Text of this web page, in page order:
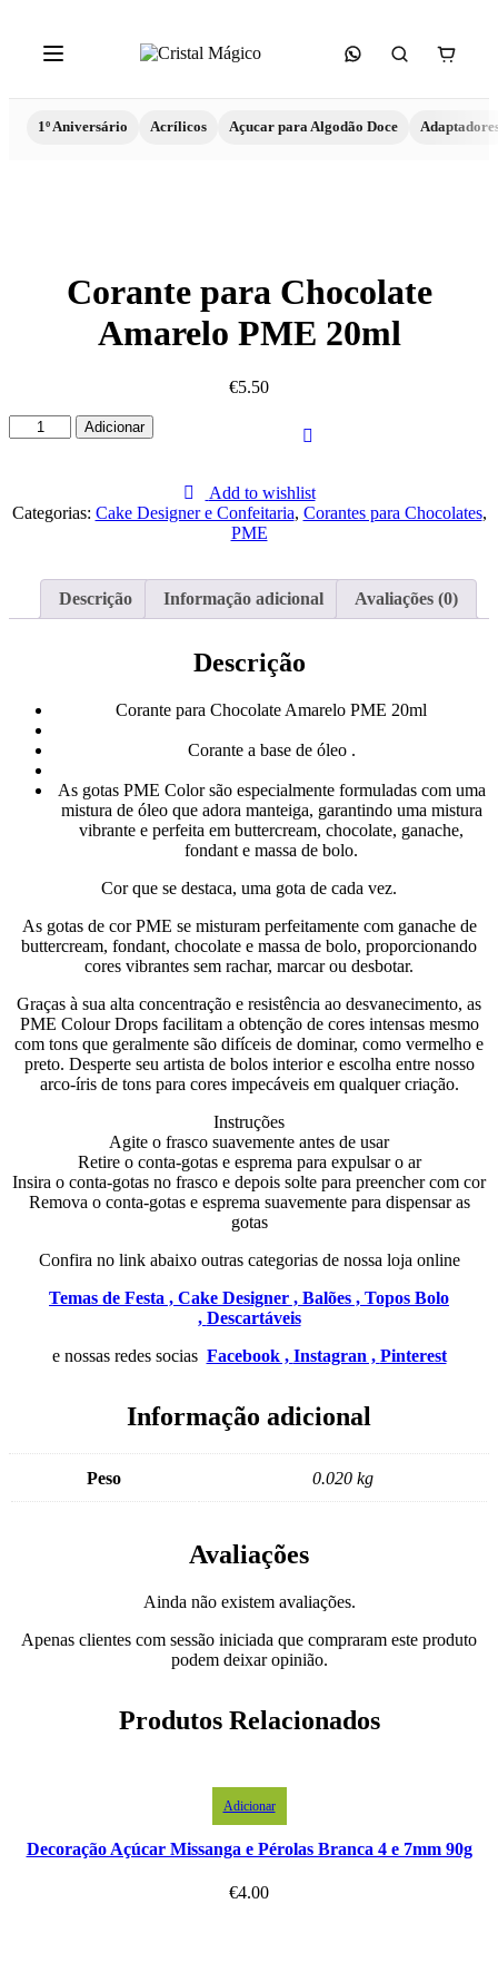
1º Aniversário Acrílicos Açucar para Algodão Doce
Corante para Chocolate
Amarelo PME 20ml
€5.50
Quantidade
de
Chocolate
Amarelo
Adicionar
Add to wishlist
Categorias: Cake Designer e Confeitaria, Corantes para Chocolates,
PME
Descrição Informação adicional Avaliações (0)
Descrição
Corante para Chocolate Amarelo PME 20ml
Corante a base de óleo .
As gotas PME Color são especialmente formuladas com uma
mistura de óleo que adora manteiga, garantindo uma mistura
vibrante e perfeita em buttercream, chocolate, ganache,
fondant e massa de bolo.
Cor que se destaca, uma gota de cada vez.
As gotas de cor PME se misturam perfeitamente com ganache de
buttercream, fondant, chocolate e massa de bolo, proporcionando
cores vibrantes sem rachar, marcar ou desbotar.
Graças à sua alta concentração e resistência ao desvanecimento, as
PME Colour Drops facilitam a obtenção de cores intensas mesmo
com tons que geralmente são difíceis de dominar, como vermelho e
preto. Desperte seu artista de bolos interior e escolha entre nosso
arco-íris de tons para cores impecáveis em qualquer criação.
Instruções
Agite o frasco suavemente antes de usar
Retire o conta-gotas e esprema para expulsar o ar
Insira o conta-gotas no frasco e depois solte para preencher com cor
Remova o conta-gotas e esprema suavemente para dispensar as
gotas
Confira no link abaixo outras categorias de nossa loja online
Temas de Festa , Cake Designer , Balões , Topos Bolo
, Descartáveis
e nossas redes socias Facebook , Instagran , Pinterest
Informação adicional
Peso 0.020 kg
Avaliações
Ainda não existem avaliações.
Apenas clientes com sessão iniciada que compraram este produto
podem deixar opinião.
Produtos Relacionados
Adicionar
Decoração Açúcar Missanga e Pérolas Branca 4 e 7mm 90g
€4.00